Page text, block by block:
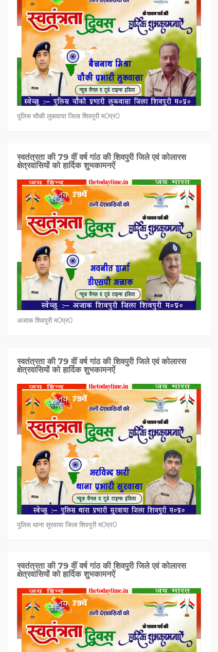
पुलिस चौकी लुकवाया जिला शिवपुरी म0प्र0
स्वतंत्रता की 79 वीं वर्ष गांठ की शिवपुरी जिले एवं कोलारस
क्षेत्रवासियों को हार्दिक शुभकामनऐं
अजाक शिवपुरी म0प्र0
स्वतंत्रता की 79 वीं वर्ष गांठ की शिवपुरी जिले एवं कोलारस
क्षेत्रवासियों को हार्दिक शुभकामनऐं
पुलिस थाना सुरवाया जिला शिवपुरी म0प्र0
स्वतंत्रता की 79 वीं वर्ष गांठ की शिवपुरी जिले एवं कोलारस
क्षेत्रवासियों को हार्दिक शुभकामनऐं